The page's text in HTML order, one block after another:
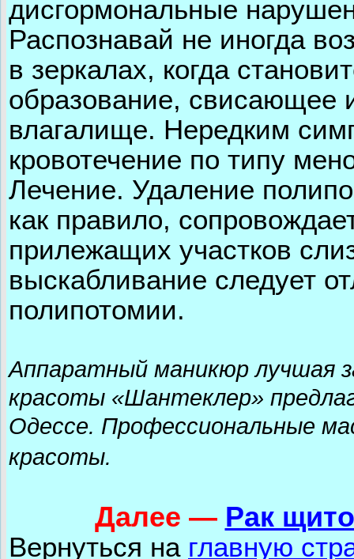
дисгормональные
Распознавай не иногда
в зеркалах, когда
образование, свисающее
влагалище. Нередким
кровотечение по типу
Лечение. Удаление
как правило,
прилежащих участков
выскабливание следует
полипотомии.
Аппаратный маникюр лучшая
красоты «Шантеклер»
Одессе. Профессиональные
красоты.
Далее — Рак
Вернуться на главную